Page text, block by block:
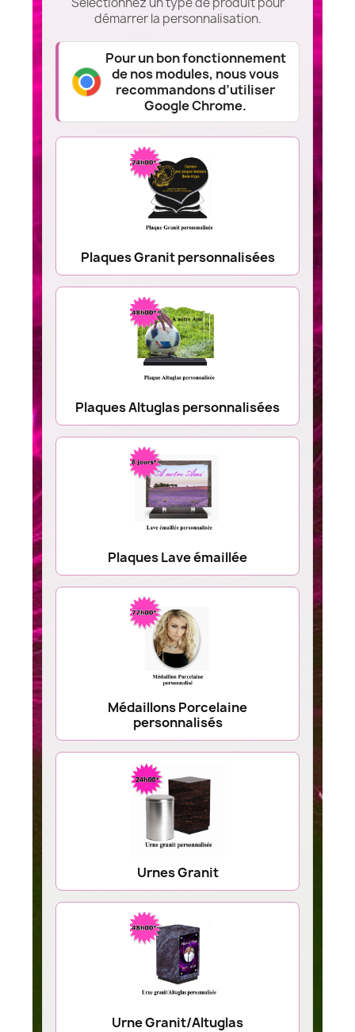
démarrer la personnalisation.
Pour un bon fonctionnement
de nos modules, nous vous
recommandons d’utiliser
Google Chrome.
Plaques Granit personnalisées
Plaques Altuglas personnalisées
Plaques Lave émaillée
Médaillons Porcelaine
personnalisés
Urnes Granit
Urne Granit/Altuglas